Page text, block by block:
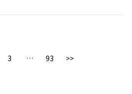
3 … 93 >>